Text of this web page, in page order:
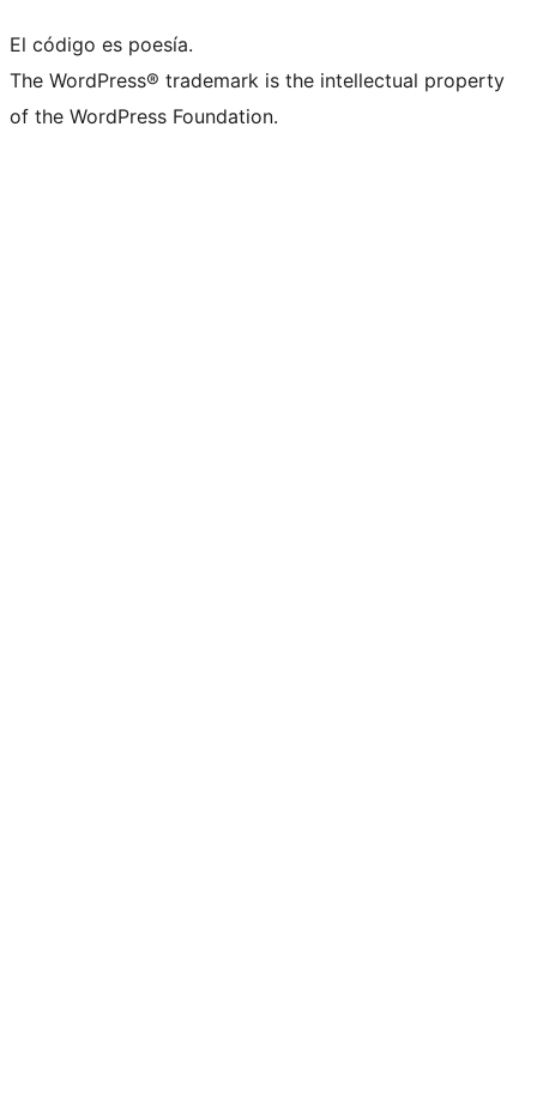
El código es poesía.
The WordPress® trademark is the intellectual property
of the WordPress Foundation.